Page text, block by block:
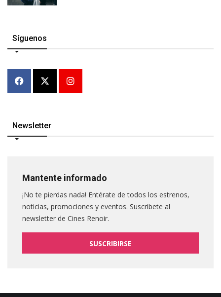
Síguenos
Newsletter
Mantente informado
¡No te pierdas nada! Entérate de todos los estrenos,
noticias, promociones y eventos. Suscribete al
newsletter de Cines Renoir.
SUSCRIBIRSE